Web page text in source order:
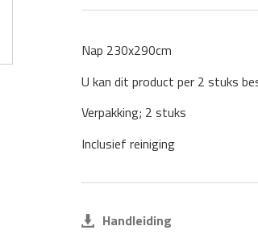
Nap 230x290cm
U kan dit product per 2 stuks
Verpakking; 2 stuks
Inclusief reiniging
Handleiding